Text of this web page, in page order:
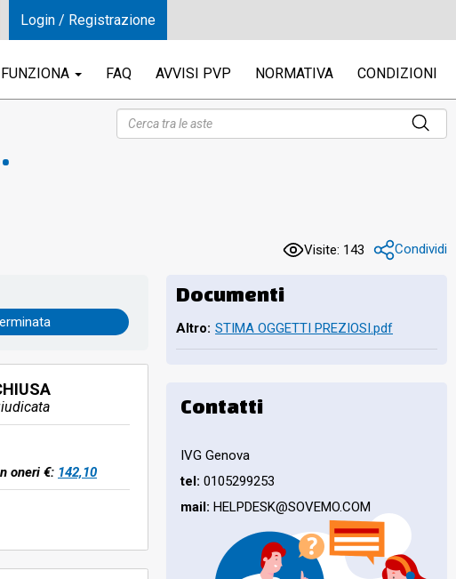
FAQ AVVISI PVP NORMATIVA CONDIZIONI
Visite: 143 Condividi
oneri €: 142,10
Documenti
Altro: STIMA OGGETTI PREZIOSI.pdf
Contatti
IVG Genova
tel: 0105299253
mail: HELPDESK@SOVEMO.COM
Login / Registrazione